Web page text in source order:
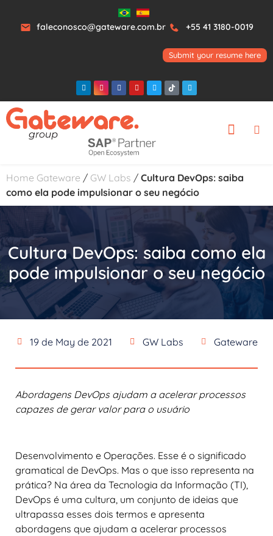
faleconosco@gateware.com.br +55 41 3180-0019
Submit your resume here
Home Gateware / GW Labs / Cultura DevOps: saiba
como ela pode impulsionar o seu negócio
Cultura DevOps: saiba como ela
pode impulsionar o seu negócio
19 de May de 2021 GW Labs Gateware
Abordagens DevOps ajudam a acelerar processos
capazes de gerar valor para o usuário
Desenvolvimento e Operações. Esse é o significado
gramatical de DevOps. Mas o que isso representa na
prática? Na área da Tecnologia da Informação (TI),
DevOps é uma cultura, um conjunto de ideias que
ultrapassa esses dois termos e apresenta
abordagens que ajudam a acelerar processos